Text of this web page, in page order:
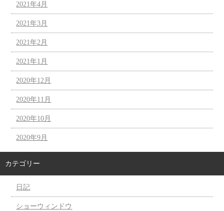
2021年4月
2021年3月
2021年2月
2021年1月
2020年12月
2020年11月
2020年10月
2020年9月
カテゴリー
日記
ショーウィンドウ